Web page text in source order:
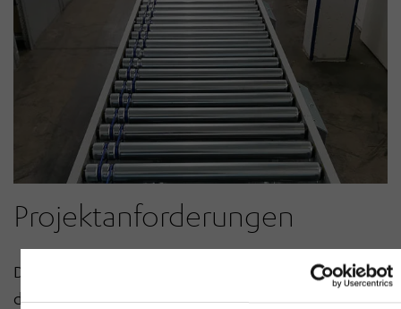
Projektanforderungen
Die Anbindung an das neue Lagerleitsystem erfolgte
durch eine zentrale SPS-Steuerung. Infolgedessen